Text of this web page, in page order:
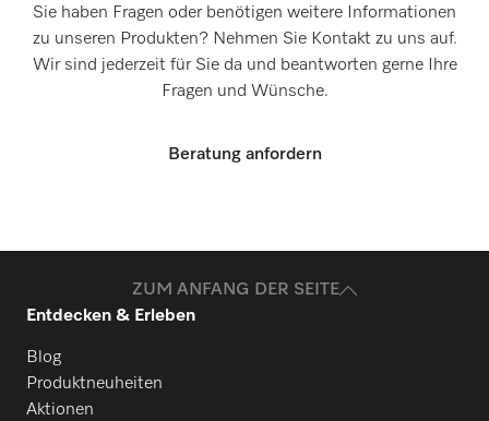
Sie haben Fragen oder benötigen weitere Informationen
zu unseren Produkten? Nehmen Sie Kontakt zu uns auf.
Wir sind jederzeit für Sie da und beantworten gerne Ihre
Fragen und Wünsche.
Beratung anfordern
ZUM ANFANG DER SEITE
Entdecken & Erleben
Blog
Produktneuheiten
Aktionen